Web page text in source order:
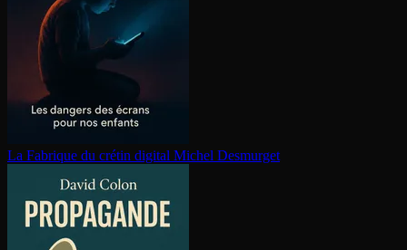
La Fabrique du crétin digital Michel Desmurget